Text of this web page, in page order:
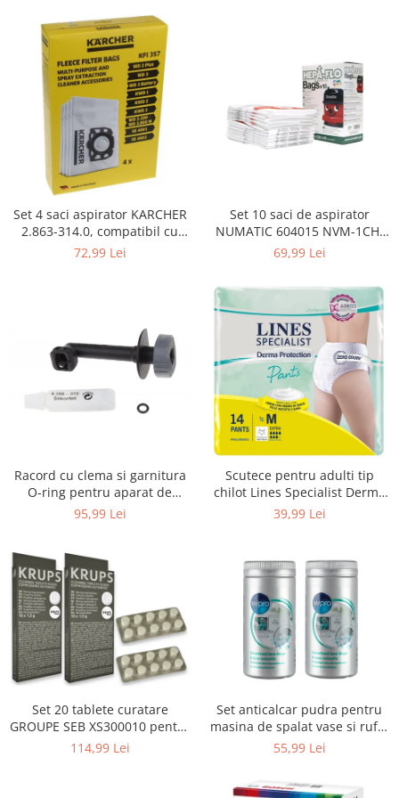
Decoratiuni
Gradinarit
Hobby-uri creative
Iluminat & Electrice
Jaluzele
Kit-uri automatizari porti si usi
Mobila dormitor
Mobila gradina & terasa
Mobila Living & Dining
Organizare si depozitare
Scule electrice si unelte
Silicon, spume si solutii tehnice
Sisteme Incalzire
Textile si covoare
Accesorii tablete
Laptopuri si Accesorii
Wearable & Gadgeturi
Electrocasnice & Climatizare
Accesorii si piese masini spalat
rufe si uscatoare
Accesorii si piese masini spalat
vase
Aparate Racire Aer
Aragaze si cuptoare cu microunde
Set 4 saci aspirator KARCHER
2.863-314.0, compatibil cu
WD, KWD, SE
72,99 Lei
Set 10 saci de aspirator
NUMATIC 604015 NVM-1CH,
9L
69,99 Lei
Racord cu clema si garnitura
O-ring pentru aparat de
spalat cu presiune, KARCHER
95,99 Lei
Scutece pentru adulti tip
chilot Lines Specialist Derma
Protection Extra, 7 picaturi,
39,99 Lei
Set 20 tablete curatare
GROUPE SEB XS300010 pentru
espressoare Krups (2x10
114,99 Lei
Set anticalcar pudra pentru
masina de spalat vase si rufe,
WPRO 484000008416, 2 x 250g
55,99 Lei